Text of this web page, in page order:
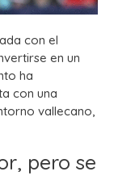
con el
en un
ha
con una
vallecano,
pero se